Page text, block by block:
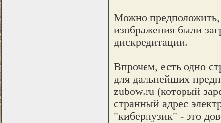
Можно предположить,
изображения были
дискредитации.
Впрочем, есть одно
для дальнейших
zubow.ru (который
странный адрес
"киберпузик" - это